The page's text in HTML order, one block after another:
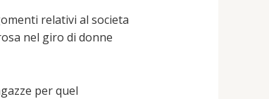
relativi al societa
nel giro di donne
per quel